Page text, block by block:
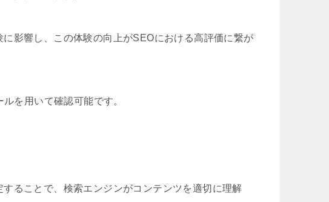
影響し、この体験の向上がSEOにおける高評価に繋が
を用いて確認可能です。
ることで、検索エンジンがコンテンツを適切に理解